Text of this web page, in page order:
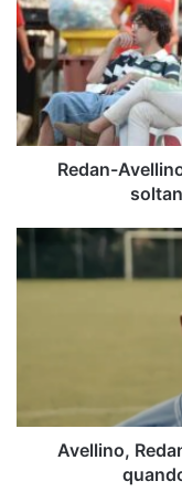
il
grande
giorno.
attende
soltanto
l'annuncioRedan-
Avellino,
ha
quando
incontreràAvellino,